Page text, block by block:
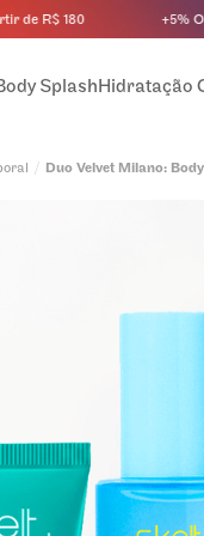
R$ 180 +5% OFF
Splash Hidratação
Duo Velvet Milano: